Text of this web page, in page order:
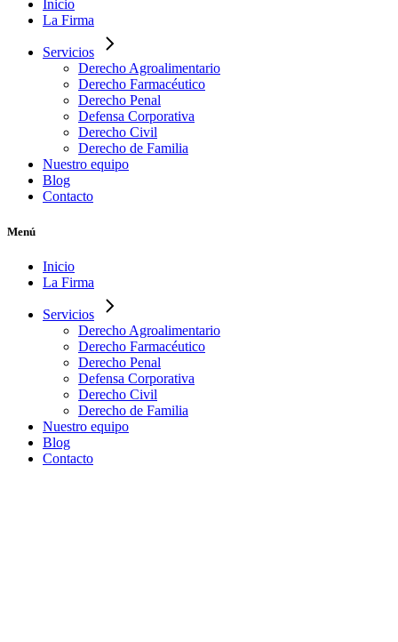
Inicio
La Firma
Servicios
Derecho Agroalimentario
Derecho Farmacéutico
Derecho Penal
Defensa Corporativa
Derecho Civil
Derecho de Familia
Nuestro equipo
Blog
Contacto
Menú
Inicio
La Firma
Servicios
Derecho Agroalimentario
Derecho Farmacéutico
Derecho Penal
Defensa Corporativa
Derecho Civil
Derecho de Familia
Nuestro equipo
Blog
Contacto